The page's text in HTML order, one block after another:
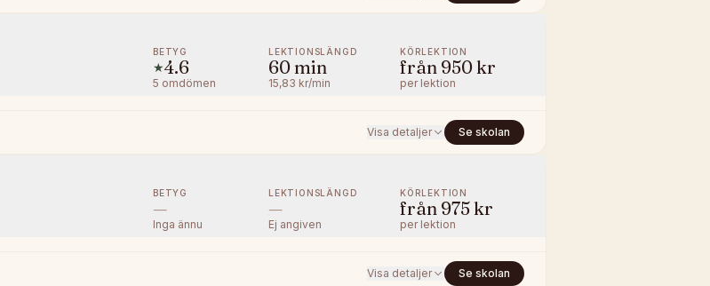
BETYG
★4.6
5 omdömen
LEKTIONSLÄNGD
60min
15,83 kr/min
KÖRLEKTION
från 950 kr
per lektion
Visa detaljer Se skolan
BETYG
—
Inga ännu
LEKTIONSLÄNGD
—
Ej angiven
KÖRLEKTION
från 975 kr
per lektion
Visa detaljer Se skolan